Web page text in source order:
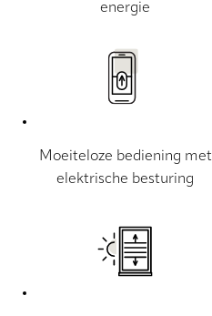
energie
Moeiteloze bediening met
elektrische besturing